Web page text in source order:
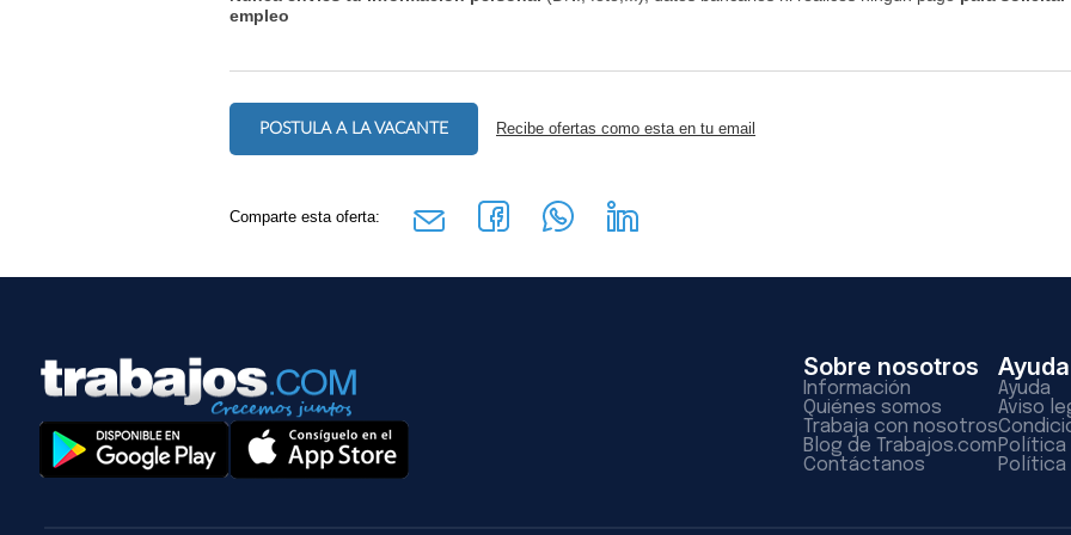
empleo
POSTULA A LA VACANTE Recibe ofertas como esta en tu email
Comparte esta oferta:
Sobre nosotros
Información
Quiénes somos
Trabaja con nosotros
Blog de Trabajos.com
Contáctanos
Ayuda
Ayuda
Aviso
Política